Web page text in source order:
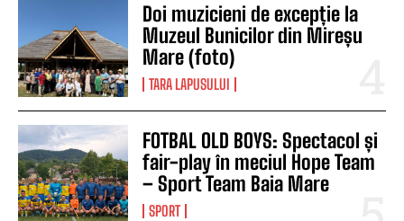
Doi muzicieni de excepție la
Muzeul Bunicilor din Mireșu
Mare (foto)
TARA LAPUSULUI
FOTBAL OLD BOYS: Spectacol și
fair-play în meciul Hope Team
– Sport Team Baia Mare
SPORT